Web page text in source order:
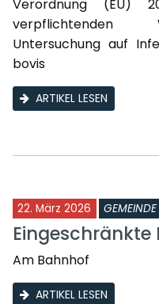
Verordnung (EU)
verpflichtenden
Untersuchung auf
bovis
ARTIKEL LESEN
22. März 2026 GEMEINDE
Am Bahnhof
ARTIKEL LESEN